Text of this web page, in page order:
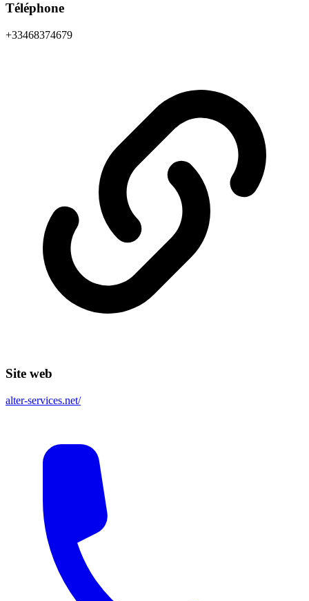
Téléphone
+33468374679
Site web
alter-services.net/